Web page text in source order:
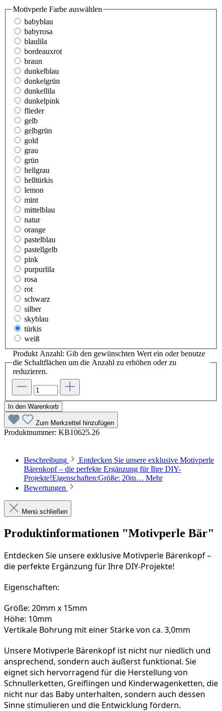
Motivperle Farbe auswählen
babyblau
babyrosa
blaulila
bordeauxrot
braun
dunkelblau
dunkelgrün
dunkellila
dunkelpink
flieder
gelb
gelbgrün
gold
grau
grün
hellgrau
helltürkis
lemon
mint
mittelblau
natur
orange
pastelblau
pastellgelb
pink
purpurlila
rosa
rot
schwarz
silber
skyblau
türkis
weiß
Produkt Anzahl: Gib den gewünschten Wert ein oder benutze
die Schaltflächen um die Anzahl zu erhöhen oder zu
reduzieren.
In den Warenkorb
Zum Merkzettel hinzufügen
Produktnummer: KB10625.26
Beschreibung
Entdecken Sie unsere exklusive Motivperle
Bärenkopf – die perfekte Ergänzung für Ihre DIY-
Projekte!Eigenschaften:Größe: 20m… Mehr
Bewertungen
Menü schließen
Produktinformationen "Motivperle Bär"
Entdecken Sie unsere exklusive Motivperle Bärenkopf –
die perfekte Ergänzung für Ihre DIY-Projekte!
Eigenschaften:
Größe: 20mm x 15mm
Höhe: 10mm
Vertikale Bohrung mit einer Stärke von ca. 3,0mm
Unsere Motivperle Bärenkopf ist nicht nur niedlich und
ansprechend, sondern auch äußerst funktional. Sie
eignet sich hervorragend für die Herstellung von
Schnullerketten, Greiflingen und Kinderwagenketten, die
nicht nur das Baby unterhalten, sondern auch dessen
Sinne stimulieren und die Entwicklung fördern.